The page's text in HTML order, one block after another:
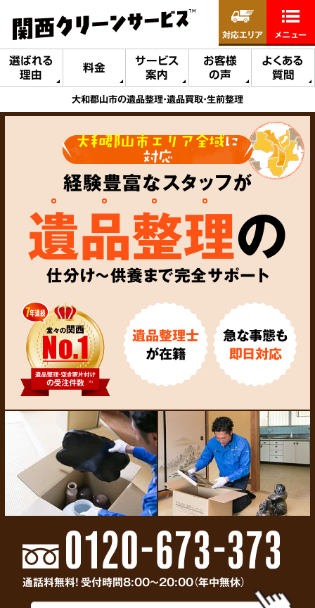
選ばれる
理由
料金
サービス
案内
お客様
の声
よくある
質問
対応エリア メニュー
大和郡山市の遺品整理・遺品買取・生前整理
大和郡山市エリア全域に
対応
経験豊富なスタッフが
遺品整理の
仕分け～供養まで完全サポート
遺品整理士
が在籍
急な事態も
即日対応
通話料無料! 受付時間8:00～20:00（年中無休）